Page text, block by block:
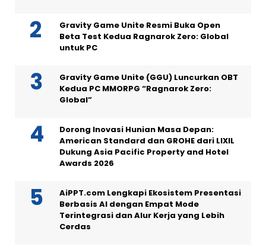
Gravity Game Unite Resmi Buka Open
Beta Test Kedua Ragnarok Zero: Global
untuk PC
Gravity Game Unite (GGU) Luncurkan OBT
Kedua PC MMORPG “Ragnarok Zero:
Global”
Dorong Inovasi Hunian Masa Depan:
American Standard dan GROHE dari LIXIL
Dukung Asia Pacific Property and Hotel
Awards 2026
AiPPT.com Lengkapi Ekosistem Presentasi
Berbasis AI dengan Empat Mode
Terintegrasi dan Alur Kerja yang Lebih
Cerdas